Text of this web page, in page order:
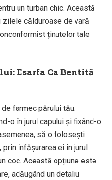
un turban chic. Această
călduroase de vară
ținutelor tale
Esarfa Ca Bentită
farmec părului tău.
o în jurul capului și fixând-o
să o folosești
înfășurarea ei în jurul
coc. Această opțiune este
adăugând un detaliu